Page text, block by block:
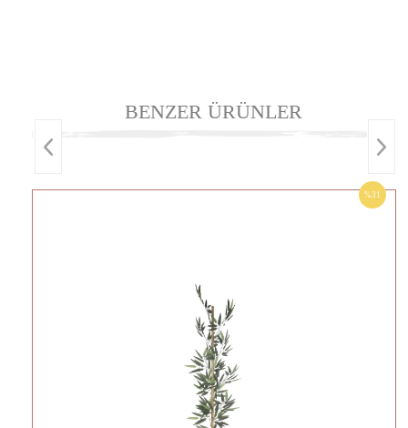
BENZER ÜRÜNLER
%31